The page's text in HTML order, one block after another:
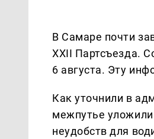
В Самаре почти
XXII Партсъезда.
6 августа. Эту
Как уточнили в
межпутье
неудобств для